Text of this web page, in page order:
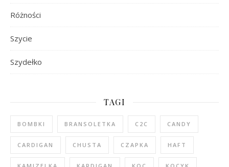
Różności
Szycie
Szydełko
TAGI
BOMBKI BRANSOLETKA C2C CANDY
CARDIGAN CHUSTA CZAPKA HAFT